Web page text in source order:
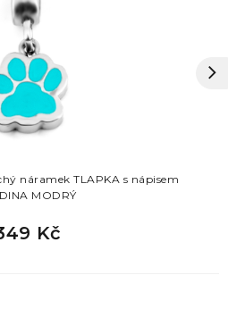
náramek TLAPKA s nápisem
MODRÝ
Kč